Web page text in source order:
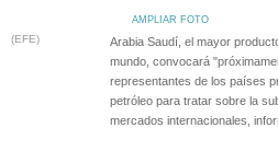
AMPLIAR FOTO
(EFE)
Arabia Saudí, el mayor
mundo, convocará
representantes de los países
petróleo para tratar sobre la
mercados internacionales,